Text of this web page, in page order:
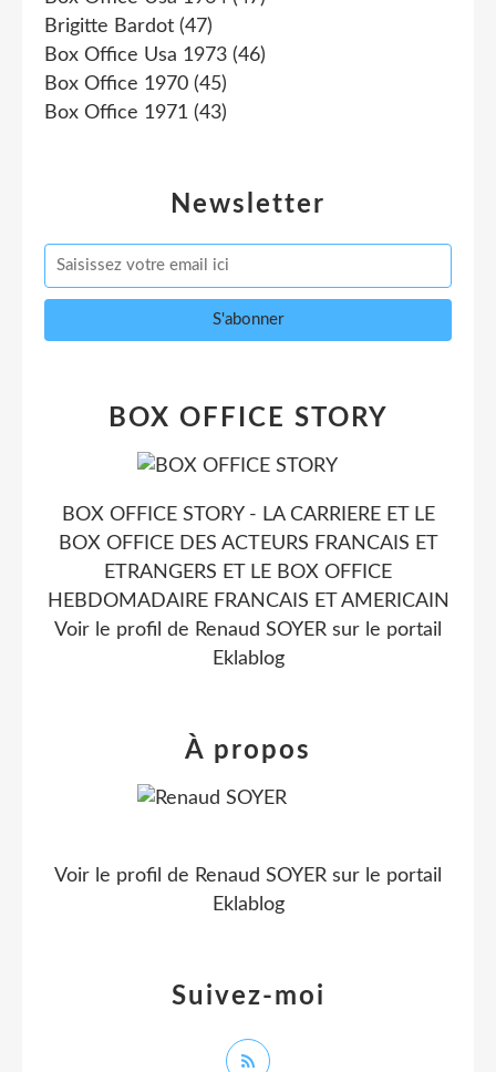
Newsletter
Brigitte Bardot (47)
Box Office Usa 1973 (46)
Box Office 1970 (45)
Box Office 1971 (43)
BOX OFFICE STORY
BOX OFFICE STORY - LA CARRIERE ET LE
BOX OFFICE DES ACTEURS FRANCAIS ET
ETRANGERS ET LE BOX OFFICE
HEBDOMADAIRE FRANCAIS ET AMERICAIN
Voir le profil de Renaud SOYER sur le portail
Eklablog
Suivez-moi
À propos
Voir le profil de Renaud SOYER sur le portail
Eklablog